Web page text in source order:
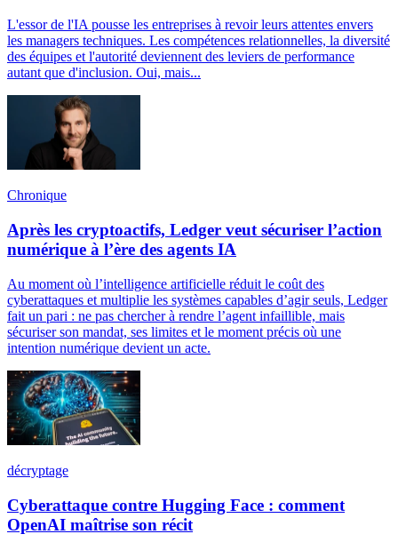
L'essor de l'IA pousse les entreprises à revoir leurs attentes envers
les managers techniques. Les compétences relationnelles, la diversité
des équipes et l'autorité deviennent des leviers de performance
autant que d'inclusion. Oui, mais...
Chronique
Après les cryptoactifs, Ledger veut sécuriser l’action
numérique à l’ère des agents IA
Au moment où l’intelligence artificielle réduit le coût des
cyberattaques et multiplie les systèmes capables d’agir seuls, Ledger
fait un pari : ne pas chercher à rendre l’agent infaillible, mais
sécuriser son mandat, ses limites et le moment précis où une
intention numérique devient un acte.
décryptage
Cyberattaque contre Hugging Face : comment
OpenAI maîtrise son récit